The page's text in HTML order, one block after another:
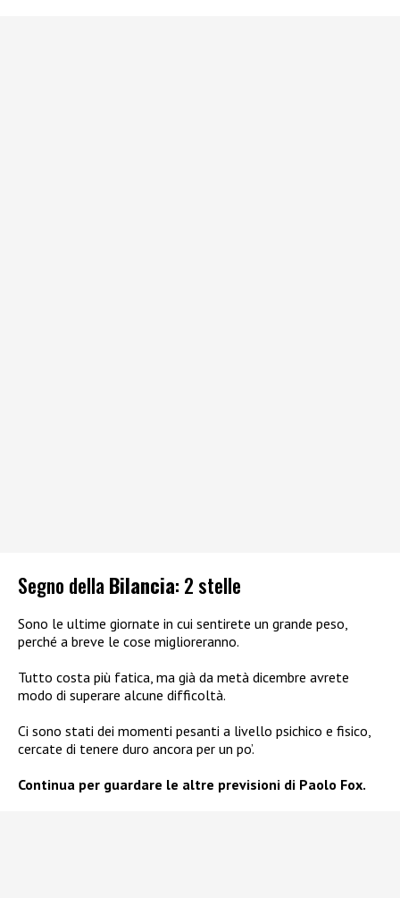
Segno della Bilancia: 2 stelle
Sono le ultime giornate in cui sentirete un grande peso,
perché a breve le cose miglioreranno.
Tutto costa più fatica, ma già da metà dicembre avrete
modo di superare alcune difficoltà.
Ci sono stati dei momenti pesanti a livello psichico e fisico,
cercate di tenere duro ancora per un po’.
Continua per guardare le altre previsioni di Paolo Fox.